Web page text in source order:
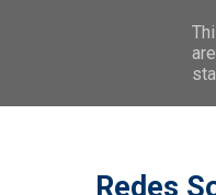
Redes